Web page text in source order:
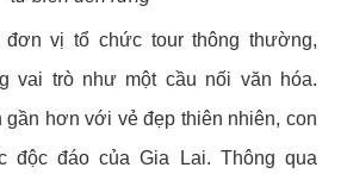
đơn vị tổ chức tour thông thường,
vai trò như một cầu nối văn hóa.
hơn với vẻ đẹp thiên nhiên, con
độc đáo của Gia Lai. Thông qua